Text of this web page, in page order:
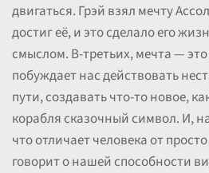
двигаться. Грэй взял мечту
достиг её, и это сделало его
смыслом. В-третьих, мечта —
побуждает нас действовать
пути, создавать что-то новое,
корабля сказочный символ. И,
что отличает человека от
говорит о нашей способности